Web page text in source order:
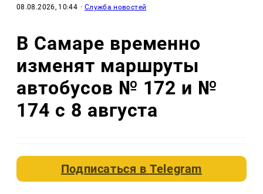
08.08.2026, 10:44 · Служба новостей
В Самаре временно
изменят маршруты
автобусов № 172 и №
174 с 8 августа
Подписаться вTelegram